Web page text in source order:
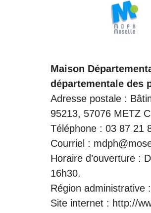
Maison
départementale des
Adresse postale :
95213, 57076 METZ
Téléphone : 03 87 21
Courriel :
Horaire d’ouverture :
16h30.
Région administrative
Site internet : http://